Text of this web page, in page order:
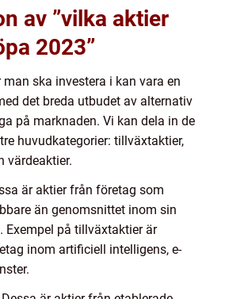
av ”vilka aktier
2023”
ska investera i kan vara en
det breda utbudet av alternativ
på marknaden. Vi kan dela in de
huvudkategorier: tillväxtaktier,
värdeaktier.
är aktier från företag som
än genomsnittet inom sin
Exempel på tillväxtaktier är
inom artificiell intelligens, e-